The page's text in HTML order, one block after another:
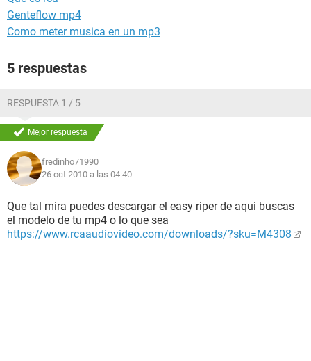
Genteflow mp4
Como meter musica en un mp3
5 respuestas
RESPUESTA 1 / 5
Mejor respuesta
fredinho71990
26 oct 2010 a las 04:40
Que tal mira puedes descargar el easy riper de aqui buscas
el modelo de tu mp4 o lo que sea
https://www.rcaaudiovideo.com/downloads/?sku=M4308